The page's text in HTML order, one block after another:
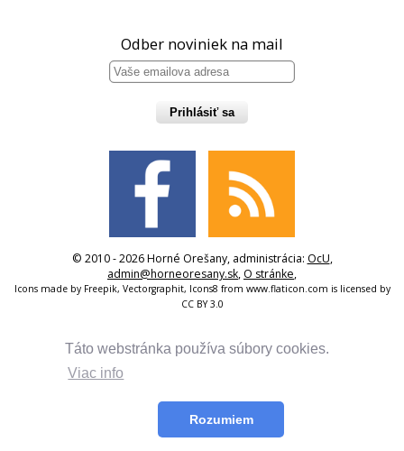
Táto webstránka používa súbory cookies.
Viac info
Rozumiem
Odber noviniek na mail
Prihlásiť sa
© 2010 - 2026 Horné Orešany, administrácia: OcU,
admin@horneoresany.sk, O stránke,
Icons made by Freepik, Vectorgraphit, Icons8 from www.flaticon.com is licensed by
CC BY 3.0